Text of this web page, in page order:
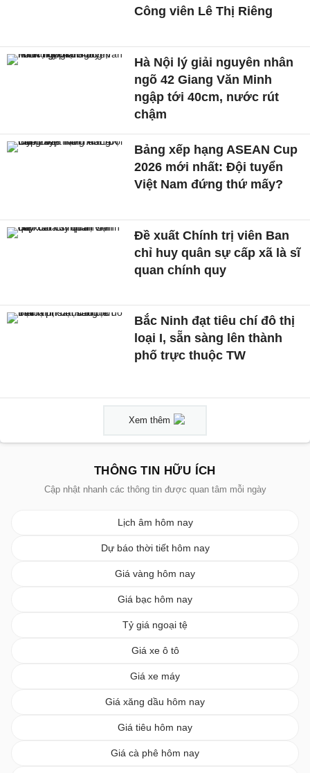
Công viên Lê Thị Riêng
Hà Nội lý giải nguyên nhân
ngõ 42 Giang Văn Minh
ngập tới 40cm, nước rút
chậm
Bảng xếp hạng ASEAN Cup
2026 mới nhất: Đội tuyển
Việt Nam đứng thứ mấy?
Đề xuất Chính trị viên Ban
chỉ huy quân sự cấp xã là sĩ
quan chính quy
Bắc Ninh đạt tiêu chí đô thị
loại I, sẵn sàng lên thành
phố trực thuộc TW
Xem thêm
THÔNG TIN HỮU ÍCH
Cập nhật nhanh các thông tin được quan tâm mỗi ngày
Lịch âm hôm nay
Dự báo thời tiết hôm nay
Giá vàng hôm nay
Giá bạc hôm nay
Tỷ giá ngoại tệ
Giá xe ô tô
Giá xe máy
Giá xăng dầu hôm nay
Giá tiêu hôm nay
Giá cà phê hôm nay